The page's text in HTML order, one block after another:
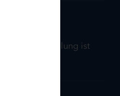
Antragstellung ist